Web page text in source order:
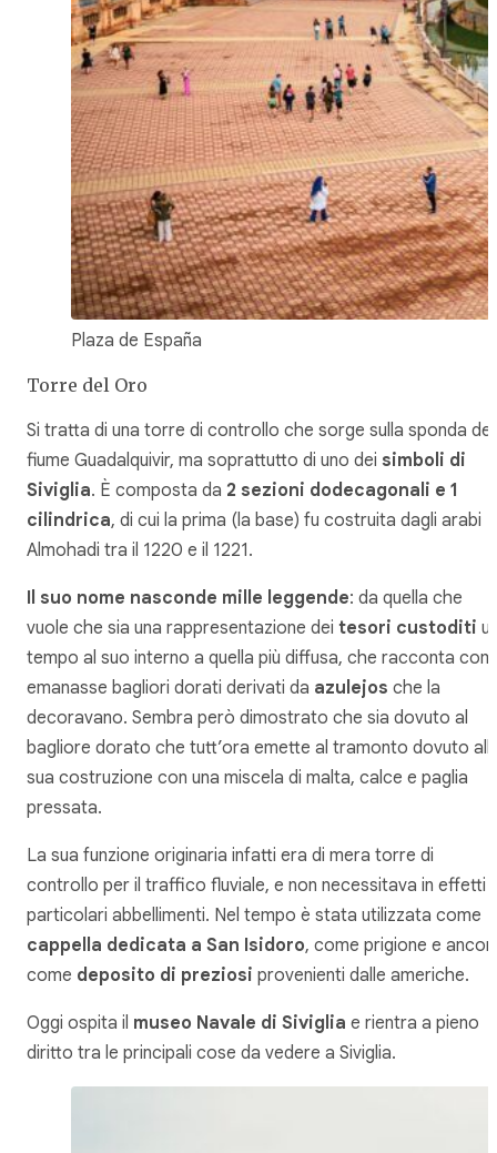
Plaza de España
Torre del Oro
Si tratta di una torre di controllo che sorge sulla sponda del
fiume Guadalquivir, ma soprattutto di uno dei simboli di
Siviglia. È composta da 2 sezioni dodecagonali e 1
cilindrica, di cui la prima (la base) fu costruita dagli arabi
Almohadi tra il 1220 e il 1221.
Il suo nome nasconde mille leggende: da quella che
vuole che sia una rappresentazione dei tesori custoditi
tempo al suo interno a quella più diffusa, che racconta
emanasse bagliori dorati derivati da azulejos che la
decoravano. Sembra però dimostrato che sia dovuto al
bagliore dorato che tutt’ora emette al tramonto dovuto
sua costruzione con una miscela di malta, calce e paglia
pressata.
La sua funzione originaria infatti era di mera torre di
controllo per il traffico fluviale, e non necessitava in effetti
particolari abbellimenti. Nel tempo è stata utilizzata come
cappella dedicata a San Isidoro, come prigione e
come deposito di preziosi provenienti dalle americhe.
Oggi ospita il museo Navale di Siviglia e rientra a pieno
diritto tra le principali cose da vedere a Siviglia.